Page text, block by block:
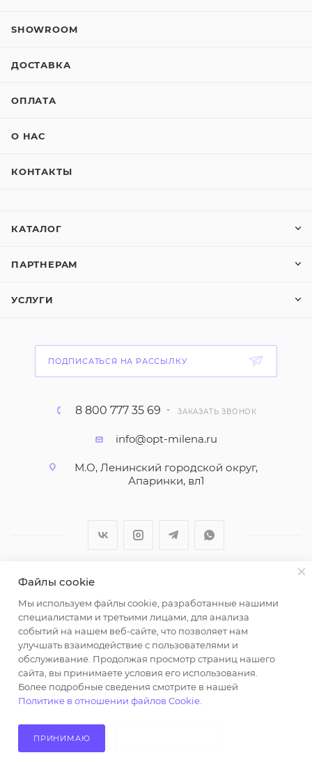
SHOWROOM
ДОСТАВКА
ОПЛАТА
О НАС
КОНТАКТЫ
КАТАЛОГ
ПАРТНЕРАМ
УСЛУГИ
ПОДПИСАТЬСЯ НА РАССЫЛКУ
8 800 777 35 69 ЗАКАЗАТЬ ЗВОНОК
info@opt-milena.ru
М.О, Ленинский городской округ,
Апаринки, вл1
2026 © ООО "Вайт Текстиль групп"
Любая информация на сайте носит справочный
характер и не является публичной офертой
определяемой положениями пункта 2 статьи 437
Гражданского кодекса Российской Федерации.
Использование любых материалов, опубликованных
на https://opt-milena.ru, допустимо только при
наличии письменного разрешения редакции и
активной ссылки на https://opt-milena.ru
Файлы cookie
Мы используем файлы cookie, разработанные нашими
специалистами и третьими лицами, для анализа
событий на нашем веб-сайте, что позволяет нам
улучшать взаимодействие с пользователями и
обслуживание. Продолжая просмотр страниц нашего
сайта, вы принимаете условия его использования.
Более подробные сведения смотрите в нашей
Политике в отношении файлов Cookie
ПРИНИМАЮ